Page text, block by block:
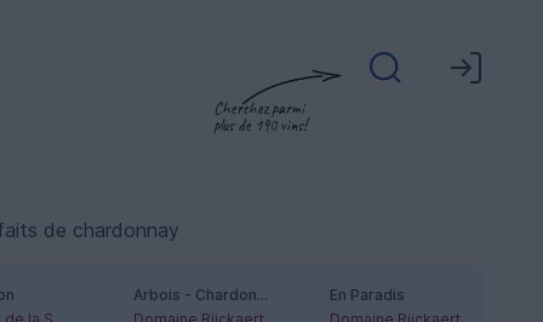
Cherchez parmi
plus de 190 vins!
de chardonnay
Arbois - Chardonnay
En Paradis